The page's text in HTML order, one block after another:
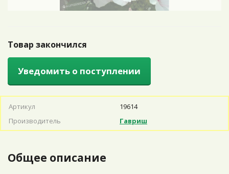
Товар закончился
Уведомить о поступлении
Артикул
19614
Производитель
Гавриш
Общее описание